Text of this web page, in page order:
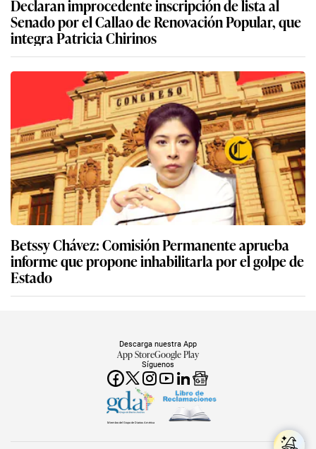
Declaran improcedente inscripción de lista al
Senado por el Callao de Renovación Popular, que
integra Patricia Chirinos
Betssy Chávez: Comisión Permanente aprueba
informe que propone inhabilitarla por el golpe de
Estado
Síguenos
Descarga nuestra App
App StoreGoogle Play
Miembro del Grupo de Diarios América